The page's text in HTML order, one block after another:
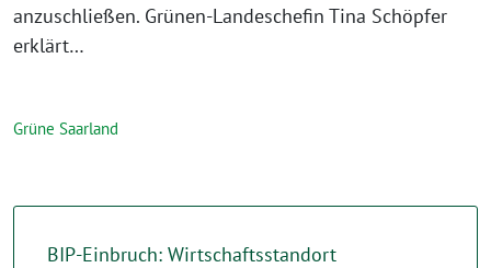
anzuschließen. Grünen-Landeschefin Tina Schöpfer
erklärt…
Grüne Saarland
BIP-Einbruch: Wirtschaftsstandort